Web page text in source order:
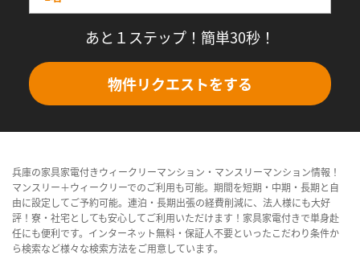
あと１ステップ！簡単30秒！
物件リクエストをする
兵庫の家具家電付きウィークリーマンション・マンスリーマンション情報！
マンスリー＋ウィークリーでのご利用も可能。期間を短期・中期・長期と自
由に設定してご予約可能。連泊・長期出張の経費削減に、法人様にも大好
評！寮・社宅としても安心してご利用いただけます！家具家電付きで単身赴
任にも便利です。インターネット無料・保証人不要といったこだわり条件か
ら検索など様々な検索方法をご用意しています。